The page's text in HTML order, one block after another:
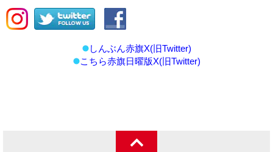
しんぶん赤旗X(旧Twitter)
こちら赤旗日曜版X(旧Twitter)